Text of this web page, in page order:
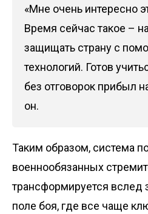
«Мне очень интересно
Время сейчас такое –
защищать страну с
технологий. Готов
без отговорок прибыл
он.
Таким образом, система
военнообязанных
трансформируется вслед
поле боя, где все чаще